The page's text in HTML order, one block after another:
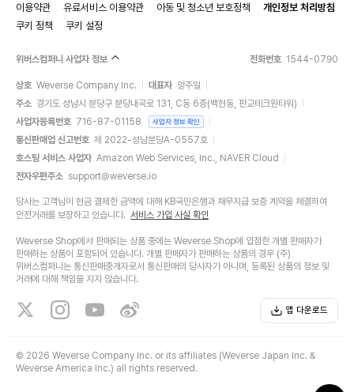
이용약관 유료서비스 이용약관 아동 및 청소년 보호정책
개인정보 처리방침
쿠키 정책
쿠키 설정
위버스컴퍼니 사업자 정보 전화번호 1544-0790
상호 Weverse Company Inc. 대표자 양주일
주소 경기도 성남시 분당구 분당내곡로 131, C동 6층(백현동, 판교테크원타워)
사업자등록번호 716-87-01158 사업자 정보 확인
통신판매업 신고번호 제 2022-성남분당A-0557호
호스팅 서비스 사업자 Amazon Web Services, Inc., NAVER Cloud
전자우편주소 support@weverse.io
당사는 고객님이 현금 결제한 금액에 대해 KB국민은행과 채무지급 보증 계약을 체결하여
안전거래를 보장하고 있습니다. 서비스 가입 사실 확인
Weverse Shop에서 판매되는 상품 중에는 Weverse Shop에 입점한 개별 판매자가
판매하는 상품이 포함되어 있습니다. 개별 판매자가 판매하는 상품의 경우 (주)
위버스컴퍼니는 통신판매중개자로서 통신판매의 당사자가 아니며, 등록된 상품의 정보 및
거래에 대해 책임을 지지 않습니다.
앱 다운로드
© 2026 Weverse Company Inc. or its affiliates (Weverse Japan Inc. &
Weverse America Inc.) all rights reserved.